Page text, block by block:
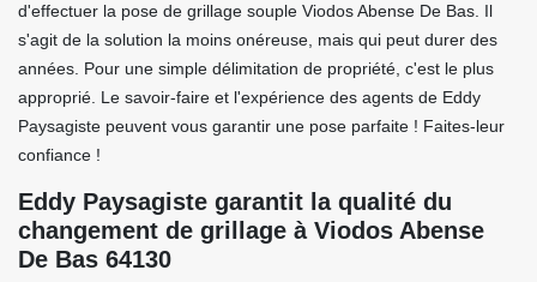
d'effectuer la pose de grillage souple Viodos Abense De Bas. Il
s'agit de la solution la moins onéreuse, mais qui peut durer des
années. Pour une simple délimitation de propriété, c'est le plus
approprié. Le savoir-faire et l'expérience des agents de Eddy
Paysagiste peuvent vous garantir une pose parfaite ! Faites-leur
confiance !
Eddy Paysagiste garantit la qualité du
changement de grillage à Viodos Abense
De Bas 64130